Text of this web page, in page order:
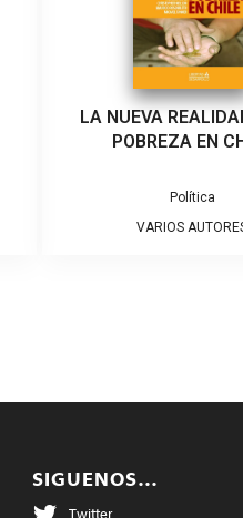
LA NUEVA
POBREZA EN
Política
VARIOS
SIGUENOS…
Twitter